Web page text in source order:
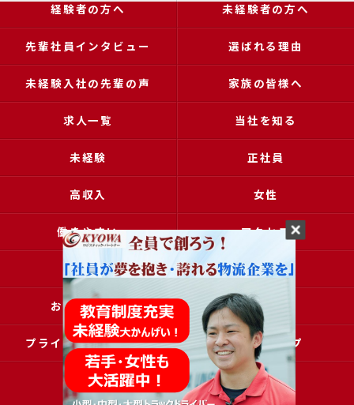
経験者の方へ 未経験者の方へ
先輩社員インタビュー 選ばれる理由
未経験入社の先輩の声 家族の皆様へ
求人一覧 当社を知る
未経験 正社員
高収入 女性
働きやすい アクセス
ブログ コラム
お問い合わせ 採用申込
プライバシーポリシー サイトマップ